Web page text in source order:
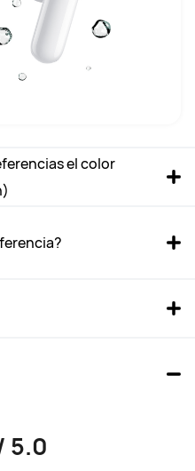
el color
5.0